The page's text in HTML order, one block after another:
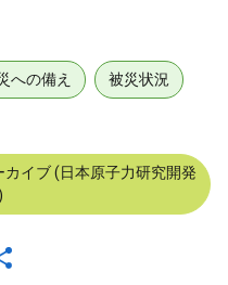
への備え 被災状況
イブ (日本原子力研究開発